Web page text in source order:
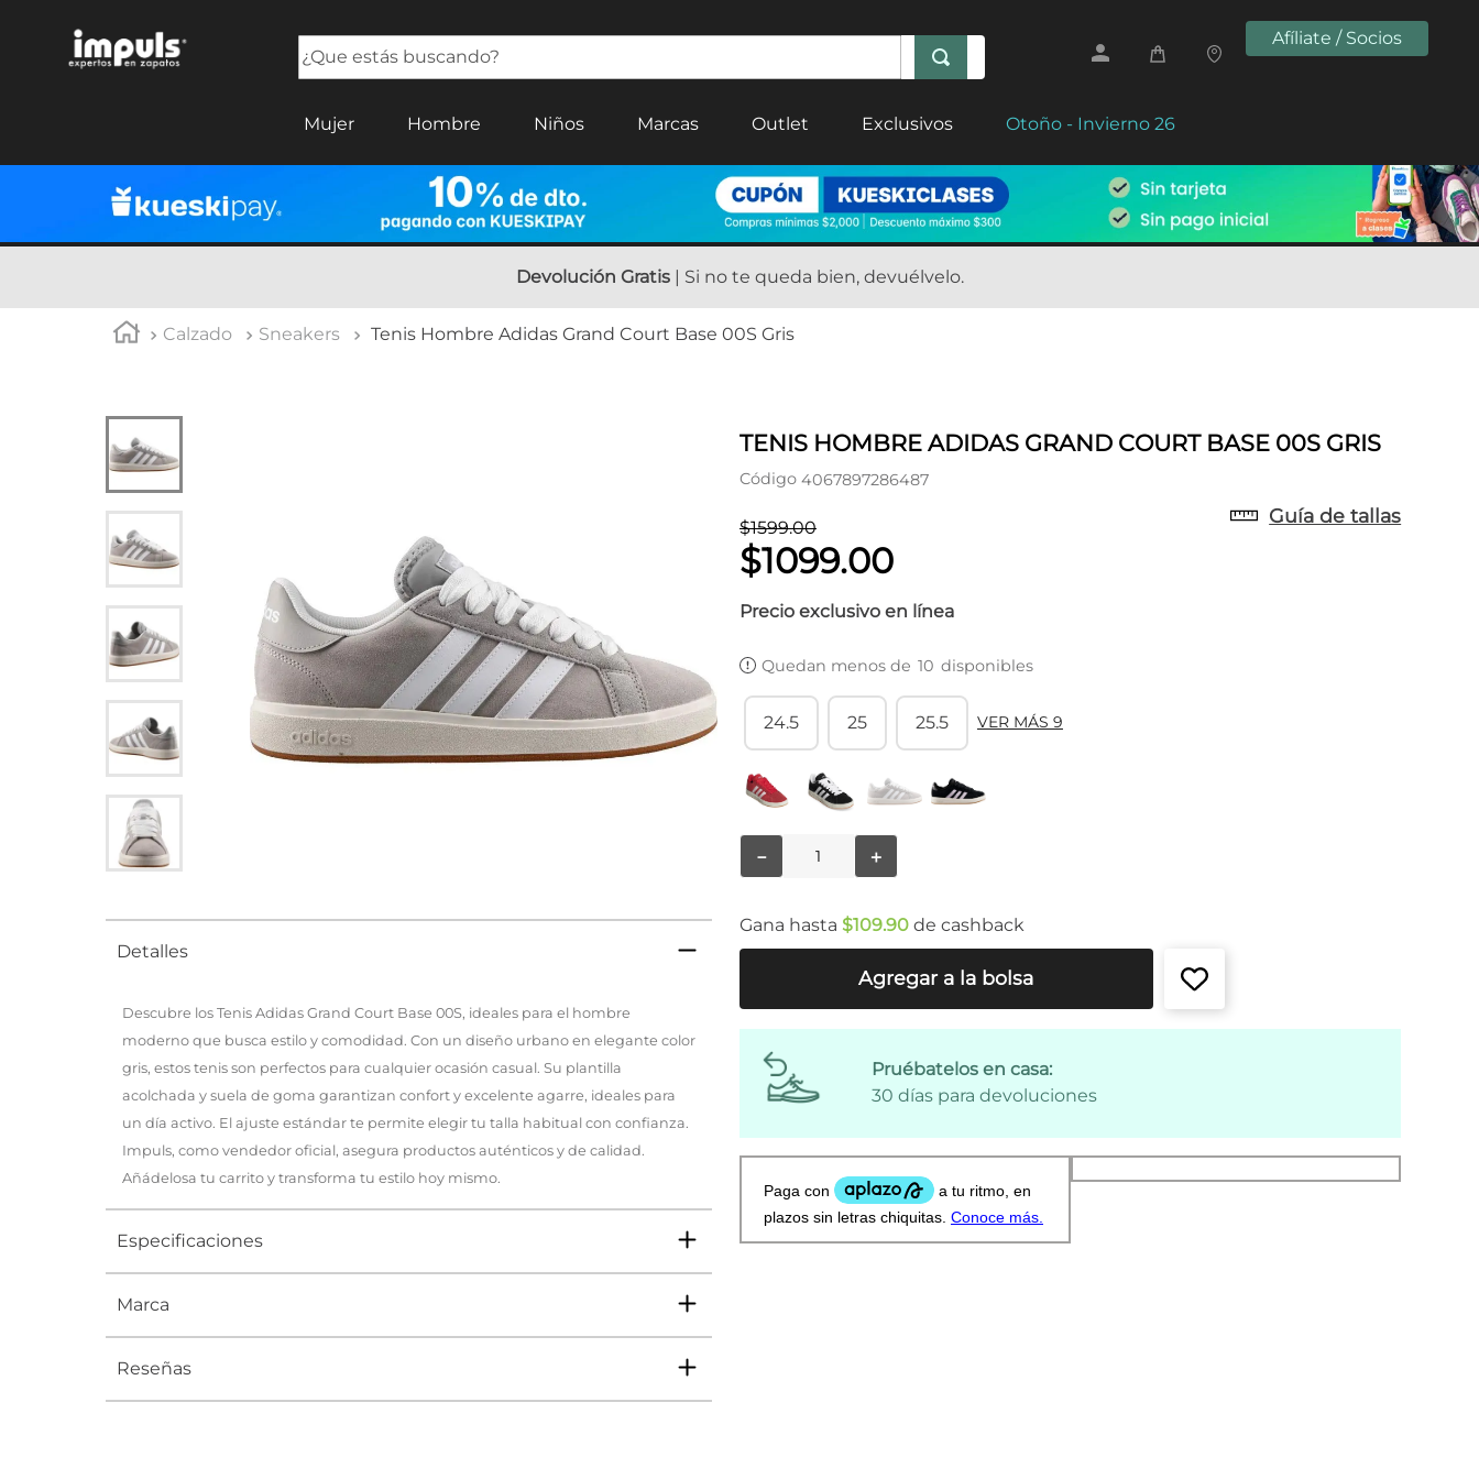
Afíliate / Socios
Mujer Hombre Niños Marcas Outlet Exclusivos Otoño - Invierno 26
Devolución Gratis| Si no te queda bien, devuélvelo.
Calzado Sneakers Tenis Hombre Adidas Grand Court Base 00S Gris
Detalles
Descubre los Tenis Adidas Grand Court Base 00S, ideales para el hombre
moderno que busca estilo y comodidad. Con un diseño urbano en elegante color
gris, estos tenis son perfectos para cualquier ocasión casual. Su plantilla
acolchada y suela de goma garantizan confort y excelente agarre, ideales para
un día activo. El ajuste estándar te permite elegir tu talla habitual con confianza.
Impuls, como vendedor oficial, asegura productos auténticos y de calidad.
Añádelosa tu carrito y transforma tu estilo hoy mismo.
Especificaciones
Tipo
Marca
Reseñas
TENIS HOMBRE ADIDAS GRAND COURT BASE 00S GRIS
Código 4067897286487
$1599.00
$1099.00
Precio exclusivo en línea
Guía de tallas
Quedan menos de 10 disponibles
24.5 25 25.5 VER MÁS 9
＋
－
Gana hasta $109.90 de cashback
Agregar a la bolsa
Pruébatelos en casa:
30 días para devoluciones
sandalias mujer